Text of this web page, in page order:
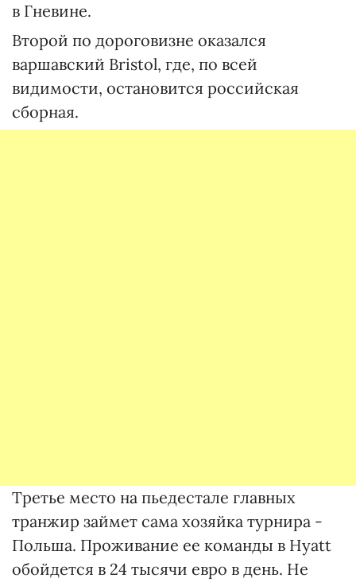
в Гневине.
Второй по дороговизне оказался
варшавский Bristol, где, по всей
видимости, остановится российская
сборная.
Третье место на пьедестале главных
транжир займет сама хозяйка турнира -
Польша. Проживание ее команды в Hyatt
обойдется в 24 тысячи евро в день. Не